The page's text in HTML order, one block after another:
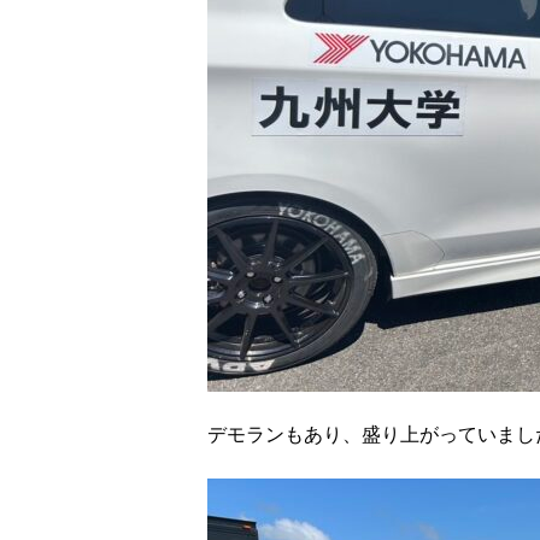
デモランもあり、盛り上がっていまし